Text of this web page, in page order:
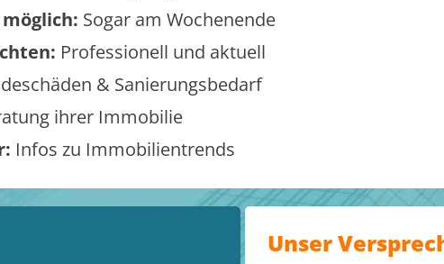
Sogar am Wochenende
Professionell und aktuell
& Sanierungsbedarf
ihrer Immobilie
Infos zu Immobilientrends
Unser